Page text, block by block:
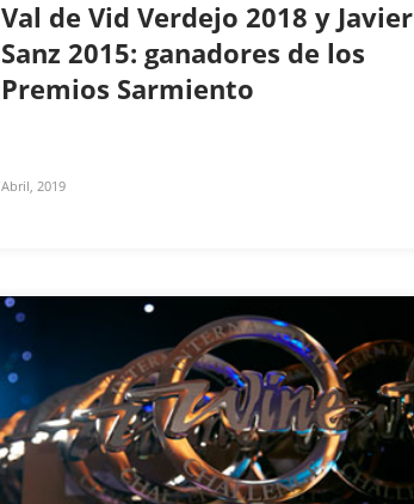
Val de Vid Verdejo 2018 y Javier
Sanz 2015: ganadores de los
Premios Sarmiento
Abril, 2019